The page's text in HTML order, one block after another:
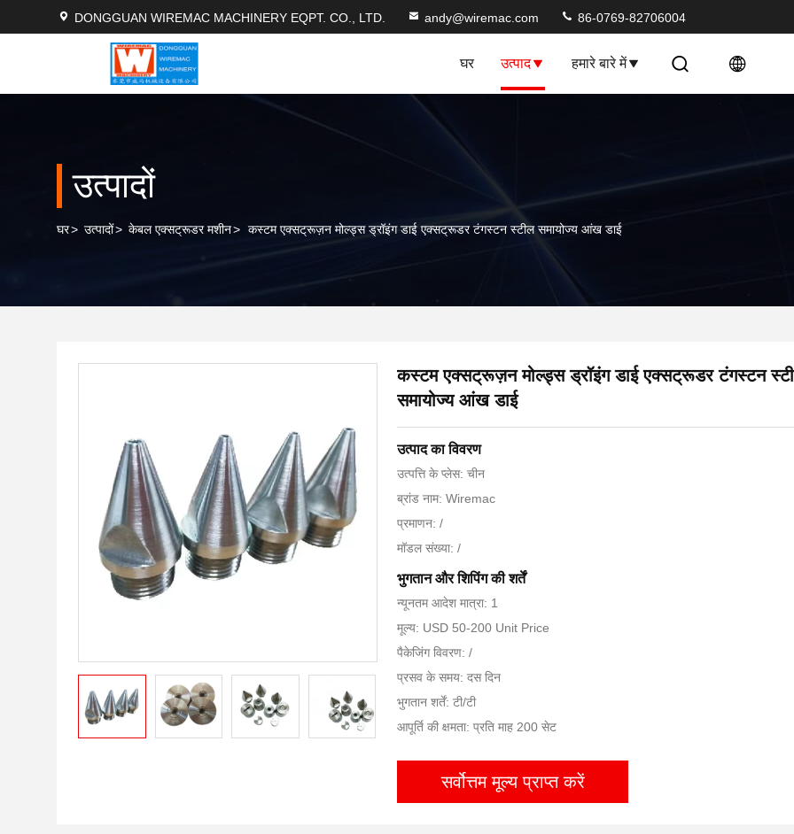
DONGGUAN WIREMAC MACHINERY EQPT. CO., LTD. andy@wiremac.com 86-0769-82706004
घर उत्पाद हमारे बारे में
उत्पादों
घर> उत्पादों> केबल एक्सट्रूडर मशीन> कस्टम एक्सट्रूज़न मोल्ड्स ड्रॉइंग डाई एक्सट्रूडर टंगस्टन स्टील समायोज्य आंख डाई
कस्टम एक्सट्रूज़न मोल्ड्स ड्रॉइंग डाई एक्सट्रूडर टंगस्टन
समायोज्य आंख डाई
उत्पाद का विवरण
उत्पत्ति के प्लेस: चीन
ब्रांड नाम: Wiremac
प्रमाणन: /
मॉडल संख्या: /
भुगतान और शिपिंग की शर्तें
न्यूनतम आदेश मात्रा: 1
मूल्य: USD 50-200 Unit Price
पैकेजिंग विवरण: /
प्रसव के समय: दस दिन
भुगतान शर्तें: टी/टी
आपूर्ति की क्षमता: प्रति माह 200 सेट
सर्वोत्तम मूल्य प्राप्त करें